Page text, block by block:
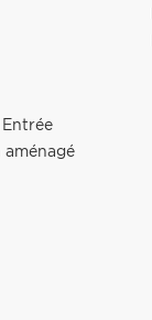
Entrée
aménagé